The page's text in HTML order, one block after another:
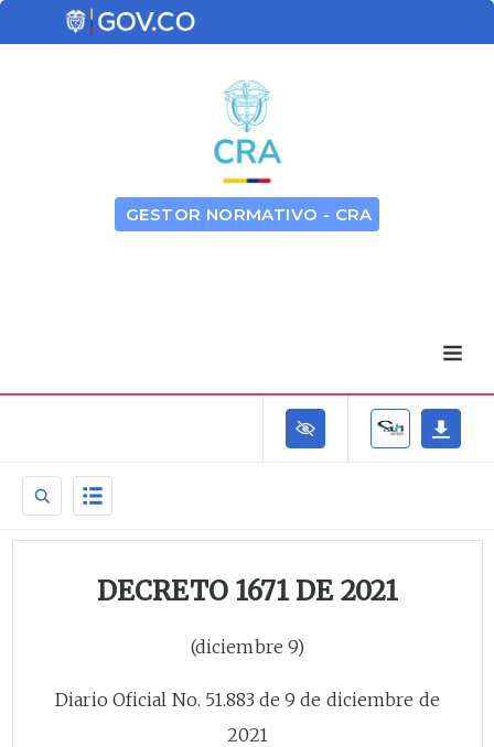
GESTOR NORMATIVO - CRA
DECRETO 1671 DE 2021
(diciembre 9)
Diario Oficial No. 51.883 de 9 de diciembre de
2021